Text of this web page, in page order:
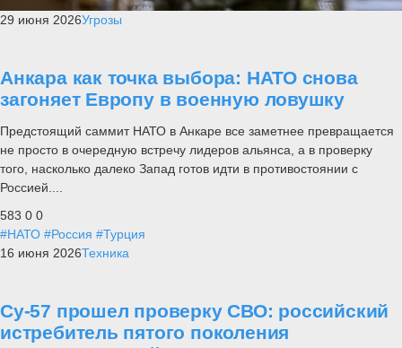
29 июня 2026Угрозы
Анкара как точка выбора: НАТО снова
загоняет Европу в военную ловушку
Предстоящий саммит НАТО в Анкаре все заметнее превращается
не просто в очередную встречу лидеров альянса, а в проверку
того, насколько далеко Запад готов идти в противостоянии с
Россией....
583 0 0
#НАТО #Россия #Турция
16 июня 2026Техника
Су-57 прошел проверку СВО: российский
истребитель пятого поколения